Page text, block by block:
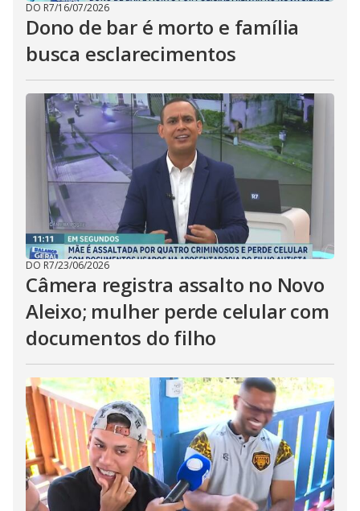
DO R7/16/07/2026
Dono de bar é morto e família
busca esclarecimentos
DO R7/23/06/2026
Câmera registra assalto no Novo
Aleixo; mulher perde celular com
documentos do filho